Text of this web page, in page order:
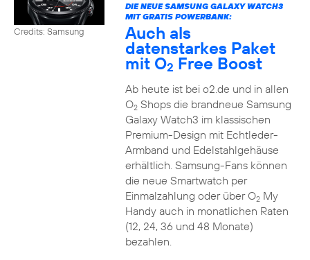
Credits: Samsung
DIE NEUE SAMSUNG GALAXY WATCH3
MIT GRATIS POWERBANK:
Auch als
datenstarkes Paket
mit O2 Free Boost
Ab heute ist bei o2.de und in allen
O2Shops die brandneue Samsung
Galaxy Watch3 im klassischen
Premium-Design mit Echtleder-
Armband und Edelstahlgehäuse
erhältlich. Samsung-Fans können
die neue Smartwatch per
Einmalzahlung oder über O2My
Handy auch in monatlichen Raten
(12, 24, 36 und 48 Monate)
bezahlen.